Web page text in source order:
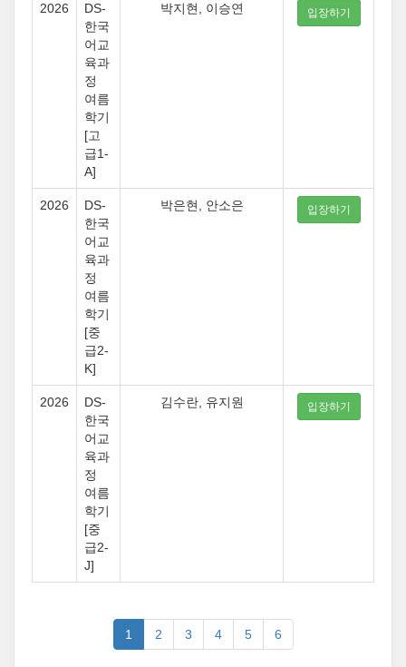
2026
DS-
한국
어교
육과
정
여름
학기
[고
급1-
A]
박지현, 이승연 입장하기
2026
DS-
한국
어교
육과
정
여름
학기
[중
급2-
K]
박은현, 안소은 입장하기
2026
DS-
한국
어교
육과
정
여름
학기
[중
급2-
J]
김수란, 유지원 입장하기
1 2 3 4 5 6